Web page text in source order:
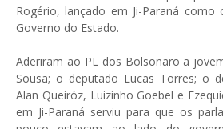
Rogério, lançado em Ji-Paraná
Governo do Estado.
Aderiram ao PL dos Bolsonaro a
Sousa; o deputado Lucas Torres; o
Alan Queiróz, Luizinho Goebel e
em Ji-Paraná serviu para que os